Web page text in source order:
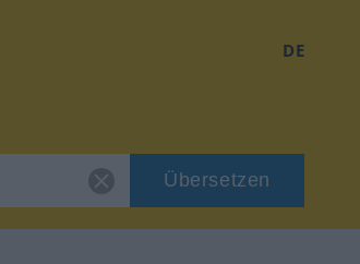
DE
Übersetzen